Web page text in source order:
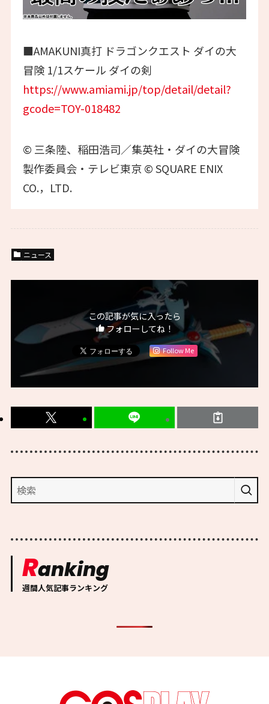
■AMAKUNI真打 ドラゴンクエスト ダイの大
冒険 1/1スケール ダイの剣
https://www.amiami.jp/top/detail/detail?
gcode=TOY-018482
© 三条陸、稲田浩司／集英社・ダイの大冒険
製作委員会・テレビ東京 © SQUARE ENIX
CO.，LTD.
ニュース
この記事が気に入ったら
フォローしてね！
Follow Me
Ranking
週間人気記事ランキング